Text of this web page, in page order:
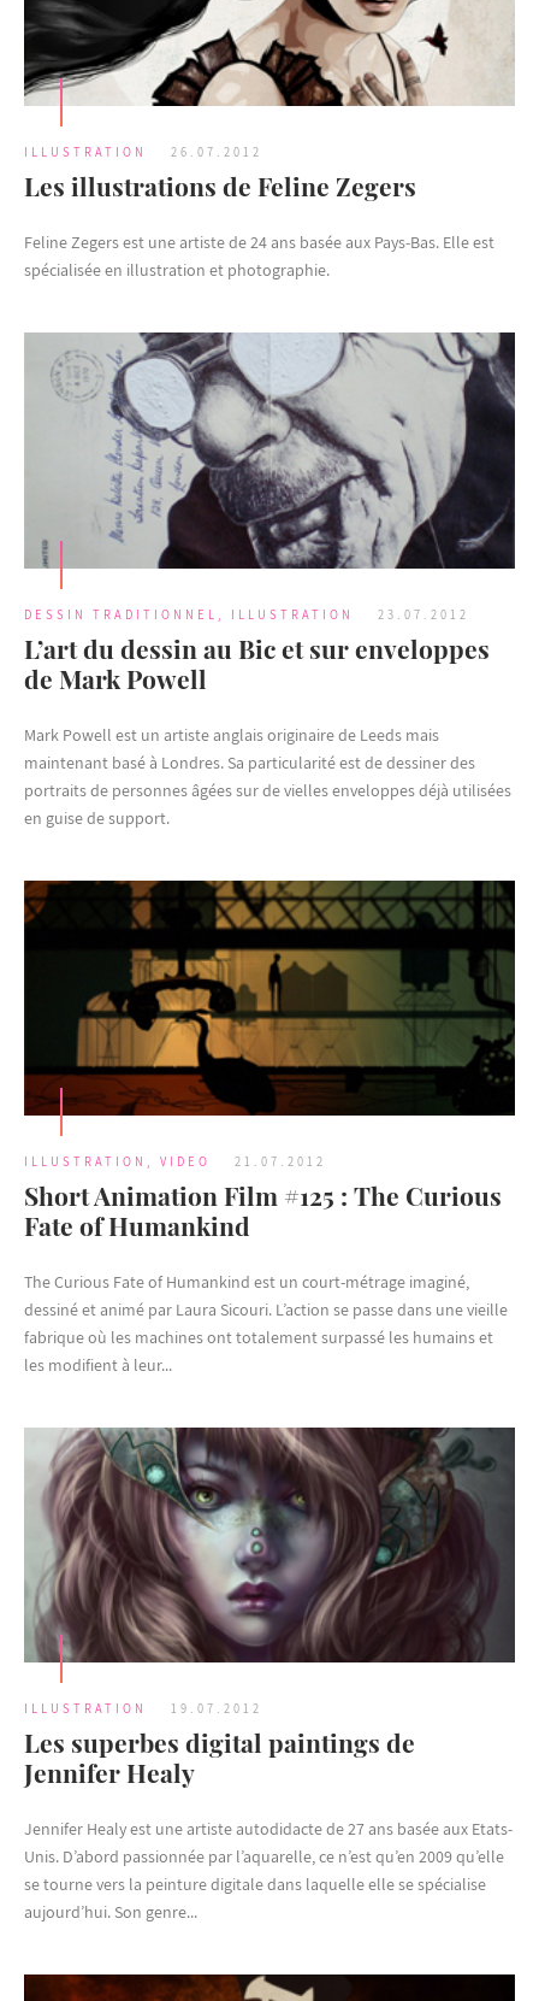
ILLUSTRATION 26.07.2012
Les illustrations de Feline Zegers
Feline Zegers est une artiste de 24 ans basée aux Pays-Bas. Elle est
spécialisée en illustration et photographie.
DESSIN TRADITIONNEL ILLUSTRATION 23.07.2012
L’art du dessin au Bic et sur enveloppes
de Mark Powell
Mark Powell est un artiste anglais originaire de Leeds mais
maintenant basé à Londres. Sa particularité est de dessiner des
portraits de personnes âgées sur de vielles enveloppes déjà utilisées
en guise de support.
ILLUSTRATION VIDEO 21.07.2012
Short Animation Film #125 : The Curious
Fate of Humankind
The Curious Fate of Humankind est un court-métrage imaginé,
dessiné et animé par Laura Sicouri. L’action se passe dans une vieille
fabrique où les machines ont totalement surpassé les humains et
les modifient à leur...
ILLUSTRATION 19.07.2012
Les superbes digital paintings de
Jennifer Healy
Jennifer Healy est une artiste autodidacte de 27 ans basée aux Etats-
Unis. D’abord passionnée par l’aquarelle, ce n’est qu’en 2009 qu’elle
se tourne vers la peinture digitale dans laquelle elle se spécialise
aujourd’hui. Son genre...